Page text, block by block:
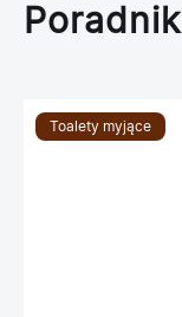
Poradnik
Toalety myjące